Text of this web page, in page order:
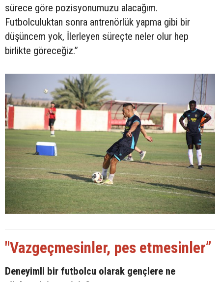
sürece göre pozisyonumuzu alacağım.
Futbolculuktan sonra antrenörlük yapma gibi bir
düşüncem yok, İlerleyen süreçte neler olur hep
birlikte göreceğiz.”
"Vazgeçmesinler, pes etmesinler”
Deneyimli bir futbolcu olarak gençlere ne